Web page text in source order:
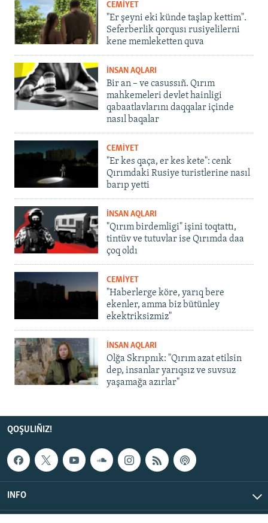
CEMİYET
"Er şeyni eki künde taşlap kettim".
Seferberlik qorqusı rusiyelilerni
kene memleketten quva
İNSAN AQLARI
Bir an – ve casussıñ. Qırım
mahkemeleri devlet hainligi
qabaatlavlarını daqqalar içinde
nasıl baqalar
CEMİYET
"Er kes qaça, er kes kete": cenk
Qırımdaki Rusiye turistlerine nasıl
barıp yetti
İNSAN AQLARI
"Qırım birdemligi" işini toqtattı,
tintüv ve tutuvlar ise Qırımda daa
çoq oldı
CEMİYET
"Haberlerge köre, yarıq bere
ekenler, amma biz bütünley
ekektriksizmiz"
İNSAN AQLARI
Olğa Skrıpnık: "Qırım azat etilsin
dep, insanlar yarıqsız ve suvsuz
yaşamağa azırlar"
QOŞULIÑIZ!
INFO